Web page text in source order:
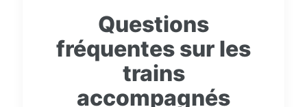
Questions
fréquentes sur les
trains
accompagnés